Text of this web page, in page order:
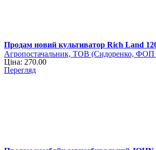
Продам новий культиватор Rich Land
Агропостачальник, ТОВ (Сидоренко, ФОП
Ціна: 270.00
Перегляд